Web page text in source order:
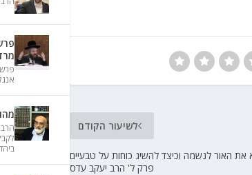
לשיעור הקודם
את האור לנשמה וכיצד להשיג כוחות על טבעיים
פרק ל' הרב יעקב עדס
הרב